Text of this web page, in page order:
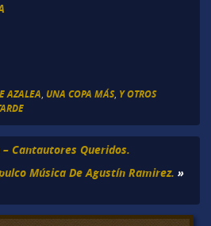
AZALEA UNA COPA MÁS, Y OTROS
Cantautores Queridos.
Música De Agustín Ramirez. »